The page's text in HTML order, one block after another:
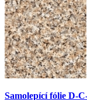
Samolepící fólie D-